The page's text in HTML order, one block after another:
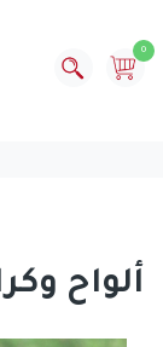
0
ألواح